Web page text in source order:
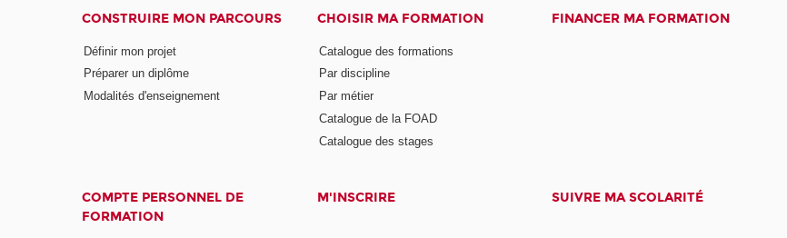
CONSTRUIRE MON PARCOURS
Définir mon projet
Préparer un diplôme
Modalités d'enseignement
CHOISIR MA FORMATION
Catalogue des formations
Par discipline
Par métier
Catalogue de la FOAD
Catalogue des stages
FINANCER MA FORMATION
COMPTE PERSONNEL DE
FORMATION
M'INSCRIRE SUIVRE MA SCOLARITÉ